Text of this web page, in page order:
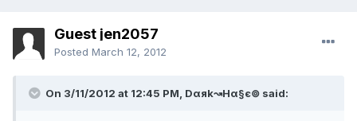
Guest jen2057
Posted March 12, 2012
On 3/11/2012 at 12:45 PM, Dαяk↝Hα§є⊚ said: